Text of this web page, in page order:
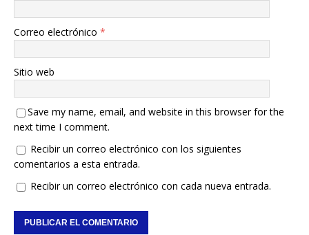
Correo electrónico *
Sitio web
Save my name, email, and website in this browser for the
next time I comment.
Recibir un correo electrónico con los siguientes
comentarios a esta entrada.
Recibir un correo electrónico con cada nueva entrada.